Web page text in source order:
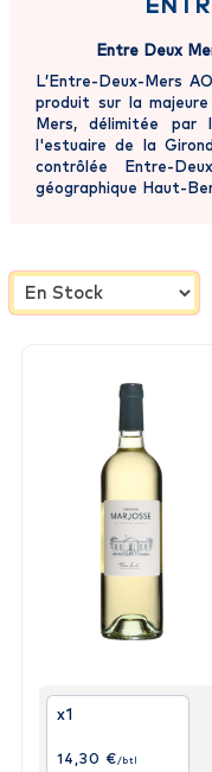
Entre Deux
L’Entre-Deux-Mers
produit sur la
Mers, délimitée par
l'estuaire de la
contrôlée Entre-
géographique Haut-
x1
14,30 € /btl